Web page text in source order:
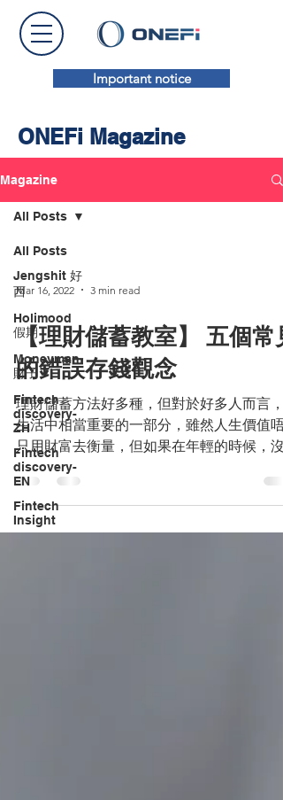
Important notice
ONEFi Magazine
Magazine
All Posts
Jengshit 好
西
Holimood
假期
Moneyman
財子
Fintech
discovery-
ZH
Fintech
discovery-
EN
Fintech
Insight
All Posts
Mar 16, 2022 3 min read
【理財儲蓄教室】 五個常
的錯誤存錢觀念
理財儲蓄方法好多種，但對於好多人而言，
生活中相當重要的一部分，雖然人生價值唔
只用財富去衡量，但如果在年輕的時候，沒
趁後生開始累積存款，可能會影響到未來個
的生涯規劃。就算知道儲蓄的重要性，但仍
不少人感嘆存錢好困難，存少少好快又會用
晒，但其實好多人都只係想着要存錢，實...